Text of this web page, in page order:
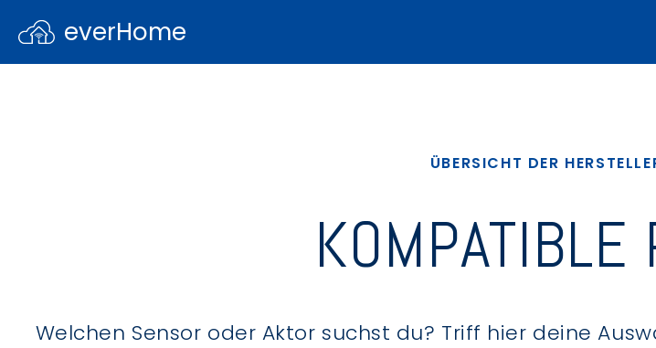
everHome
ÜBERSICHT DER
KOMPATIBLE
Welchen Sensor oder Aktor suchst du? Triff hier deine